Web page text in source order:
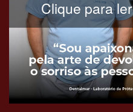
Clique para ler